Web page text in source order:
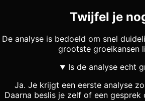
Twijfel je
De analyse is bedoeld om snel
grootste groeikansen
Is de analyse echt
Ja. Je krijgt een eerste analyse
Daarna beslis je zelf of een